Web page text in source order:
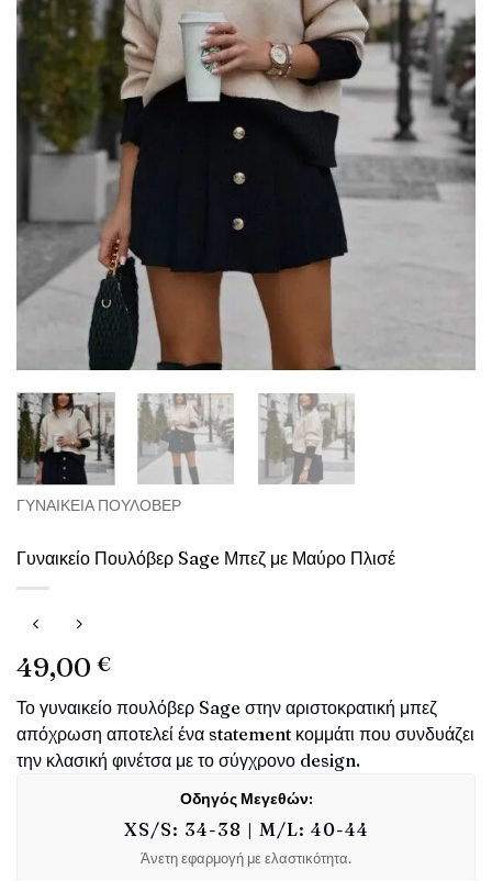
ΓΥΝΑΙΚΕΊΑ ΠΟΥΛΌΒΕΡ
Γυναικείο Πουλόβερ Sage Μπεζ με Μαύρο Πλισέ
49,00 €
Το γυναικείο πουλόβερ Sage στην αριστοκρατική μπεζ
απόχρωση αποτελεί ένα statement κομμάτι που συνδυάζει
την κλασική φινέτσα με το σύγχρονο design.
Οδηγός Μεγεθών:
XS/S: 34-38 | M/L: 40-44
Άνετη εφαρμογή με ελαστικότητα.